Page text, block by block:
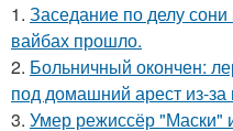
1. Заседание по делу
вайбах прошло.
2. Больничный окончен:
под домашний арест из-
3. Умер режиссёр "Маски"